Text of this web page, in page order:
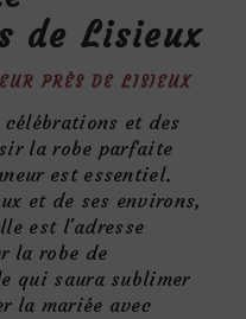
de Lisieux
PRÈS DE LISIEUX
et des
la robe parfaite
est essentiel.
et de ses environs,
est l'adresse
la robe de
qui saura sublimer
la mariée avec